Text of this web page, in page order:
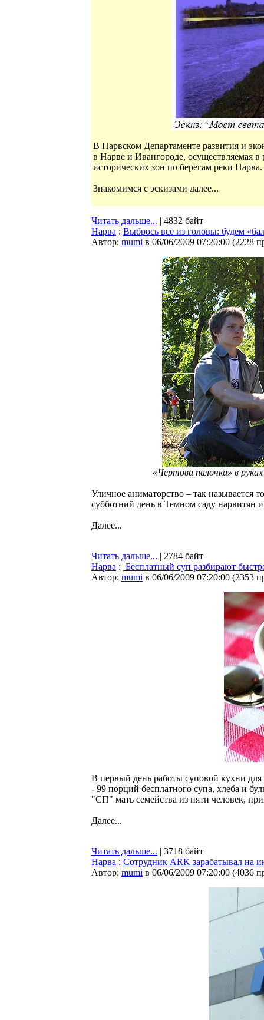
В Нарвском Департаменте развития и
в Нарве и Ивангороде, осуществляемая
исторических зон по берегам реки Нарва.
Знакомимся с эскизами далее...
Читать дальше... | 4832 байт
Нарва : Выбрось все из головы: будем
Автор: mumi в 06/06/2009 07:20:00 (2228
«Чертова палочка» в
Уличное аниматорство – так называется
субботний день в Темном саду нарвитян и
Далее...
Читать дальше... | 2784 байт
Нарва : Бесплатный суп разбирают
Автор: mumi в 06/06/2009 07:20:00 (2353
В первый день работы суповой кухни
- 99 порций бесплатного супа, хлеба и
"СП" мать семейства из пяти человек,
Далее...
Читать дальше... | 3718 байт
Нарва : Сотрудник ARK зарабатывал на
Автор: mumi в 06/06/2009 07:20:00 (4036